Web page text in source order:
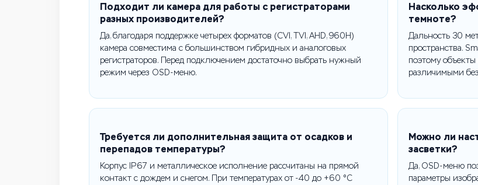
Подходит ли камера для работы с регистраторами
разных производителей?
Да, благодаря поддержке четырех форматов (CVI, TVI, AHD, 960H)
камера совместима с большинством гибридных и аналоговых
регистраторов. Перед подключением достаточно выбрать нужный
режим через OSD-меню.
Насколько
темноте?
Дальность 30
пространства.
поэтому
различимыми
Требуется ли дополнительная защита от осадков и
перепадов температуры?
Корпус IP67 и металлическое исполнение рассчитаны на прямой
контакт с дождем и снегом. При температурах от -40 до +60 °C
Можно ли
засветки?
Да, OSD-меню
параметры